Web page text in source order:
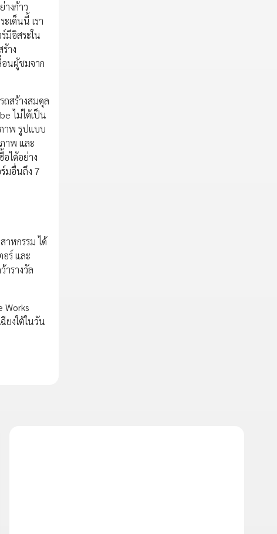
างก้าว
เด็นนี้ เรา
มีอิสระใน
าง
อนผู้ชมจาก
ถสร้างสมดุล
ไม่ได้เป็น
าพ รูปแบบ
าพ และ
อได้อย่าง
มอื่นถึง 7
าหกรรม ได้
อร์ และ
ารางวัล
Works
ยงใต้ในวัน